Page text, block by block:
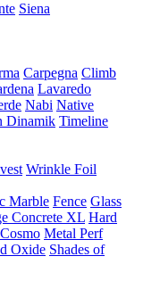
Siena
Carpegna Climb
Lavaredo
Nabi Native
Dinamik Timeline
Wrinkle Foil
Marble Fence Glass
Concrete XL Hard
Metal Perf
Oxide Shades of